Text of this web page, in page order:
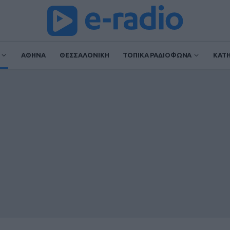
ΑΘΗΝΑ ΘΕΣΣΑΛΟΝΙΚΗ ΤΟΠΙΚΑ ΡΑΔΙΟΦΩΝΑ